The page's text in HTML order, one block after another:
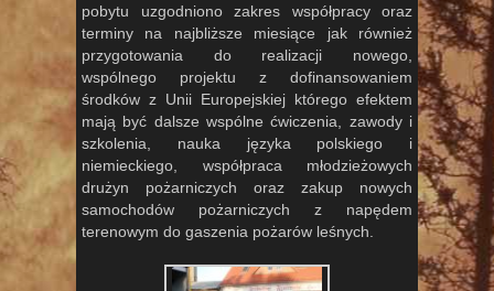
pobytu uzgodniono zakres współpracy oraz
terminy na najbliższe miesiące jak również
przygotowania do realizacji nowego,
wspólnego projektu z dofinansowaniem
środków z Unii Europejskiej którego efektem
mają być dalsze wspólne ćwiczenia, zawody i
szkolenia, nauka języka polskiego i
niemieckiego, współpraca młodzieżowych
drużyn pożarniczych oraz zakup nowych
samochodów pożarniczych z napędem
terenowym do gaszenia pożarów leśnych.